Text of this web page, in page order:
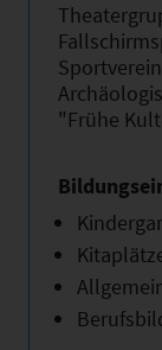
"Frühe